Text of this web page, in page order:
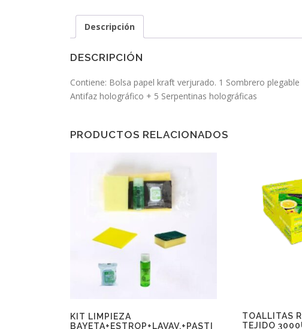
Descripción
DESCRIPCIÓN
Contiene: Bolsa papel kraft verjurado. 1 Sombrero
Antifaz holográfico + 5 Serpentinas holográficas
PRODUCTOS RELACIONADOS
KIT LIMPIEZA
BAYETA+ESTROP+LAVAV.+PASTI
TOALLITAS
TEJIDO